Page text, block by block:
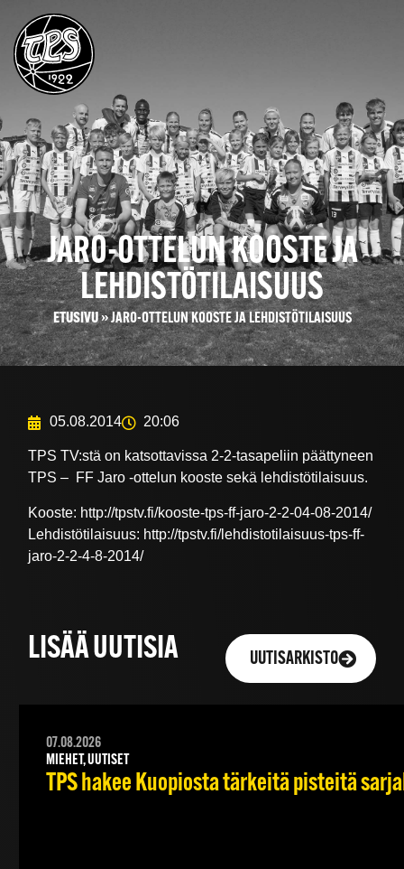
JARO-OTTELUN KOOSTE JA
LEHDISTÖTILAISUUS
ETUSIVU»JARO-OTTELUN KOOSTE JA LEHDISTÖTILAISUUS
05.08.2014 20:06
TPS TV:stä on katsottavissa 2-2-tasapeliin päättyneen
TPS – FF Jaro -ottelun kooste sekä lehdistötilaisuus.
Kooste: http://tpstv.fi/kooste-tps-ff-jaro-2-2-04-08-2014/
Lehdistötilaisuus: http://tpstv.fi/lehdistotilaisuus-tps-ff-
jaro-2-2-4-8-2014/
LISÄÄ UUTISIA UUTISARKISTO
07.08.2026
MIEHET, UUTISET
TPS hakee Kuopiosta tärkeitä pisteitä